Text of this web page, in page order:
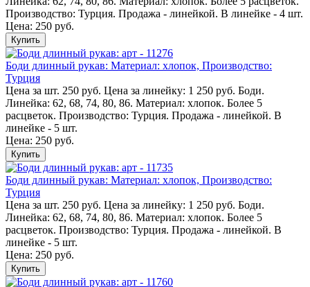
Производство: Турция. Продажа - линейкой. В линейке - 4 шт.
Цена: 250 руб.
Купить
Боди длинный рукав: Материал: хлопок, Производство:
Турция
Цена за шт. 250 руб. Цена за линейку: 1 250 руб. Боди.
Линейка: 62, 68, 74, 80, 86. Материал: хлопок. Более 5
расцветок. Производство: Турция. Продажа - линейкой. В
линейке - 5 шт.
Цена: 250 руб.
Купить
Боди длинный рукав: Материал: хлопок, Производство:
Турция
Цена за шт. 250 руб. Цена за линейку: 1 250 руб. Боди.
Линейка: 62, 68, 74, 80, 86. Материал: хлопок. Более 5
расцветок. Производство: Турция. Продажа - линейкой. В
линейке - 5 шт.
Цена: 250 руб.
Купить